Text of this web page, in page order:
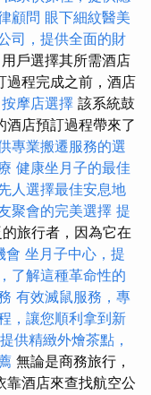
顧問 眼下細紋醫美
司，提供全面的財
用戶選擇其所需酒店
過程完成之前，酒店
按摩店選擇 該系統鼓
酒店預訂過程帶來了
專業搬遷服務的選
健康坐月子的最佳
人選擇最佳安息地
聚會的完美選擇 提
旅行者，因為它在
會 坐月子中心，提
了解這種革命性的
有效滅鼠服務，專
，讓您順利拿到新
提供精緻外燴茶點，
無論是商務旅行，
靠酒店來查找航空公